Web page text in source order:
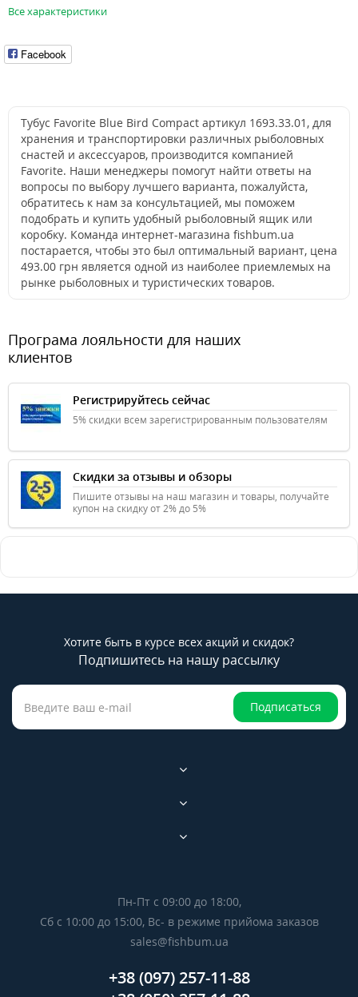
Все характеристики
Facebook
Тубус Favorite Blue Bird Compact артикул 1693.33.01, для
хранения и транспортировки различных рыболовных
снастей и аксессуаров, производится компанией
Favorite. Наши менеджеры помогут найти ответы на
вопросы по выбору лучшего варианта, пожалуйста,
обратитесь к нам за консультацией, мы поможем
подобрать и купить удобный рыболовный ящик или
коробку. Команда интернет-магазина fishbum.ua
постарается, чтобы это был оптимальный вариант, цена
493.00 грн является одной из наиболее приемлемых на
рынке рыболовных и туристических товаров.
Програма лояльности для наших
клиентов
Регистрируйтесь сейчас
5% скидки всем зарегистрированным пользователям
Скидки за отзывы и обзоры
Пишите отзывы на наш магазин и товары, получайте
купон на скидку от 2% до 5%
Хотите быть в курсе всех акций и скидок?
Подпишитесь на нашу рассылку
Подписаться
Пн-Пт с 09:00 до 18:00,
Сб с 10:00 до 15:00, Вс- в режиме прийома заказов
sales@fishbum.ua
+38 (097) 257-11-88